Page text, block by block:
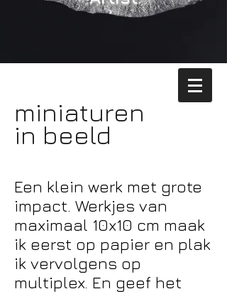
miniaturen
in beeld
Een klein werk met grote
impact. Werkjes van
maximaal 10x10 cm maak
ik eerst op papier en plak
ik vervolgens op
multiplex. En geef het